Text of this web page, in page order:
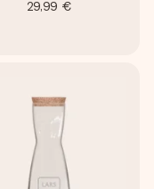
29,99 €